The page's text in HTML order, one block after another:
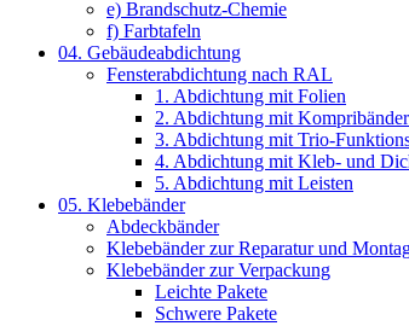
e) Brandschutz-Chemie
f) Farbtafeln
04. Gebäudeabdichtung
Fensterabdichtung nach RAL
1. Abdichtung mit Folien
2. Abdichtung mit
3. Abdichtung mit Trio-
4. Abdichtung mit Kleb- und
5. Abdichtung mit Leisten
05. Klebebänder
Abdeckbänder
Klebebänder zur Reparatur und
Klebebänder zur Verpackung
Leichte Pakete
Schwere Pakete